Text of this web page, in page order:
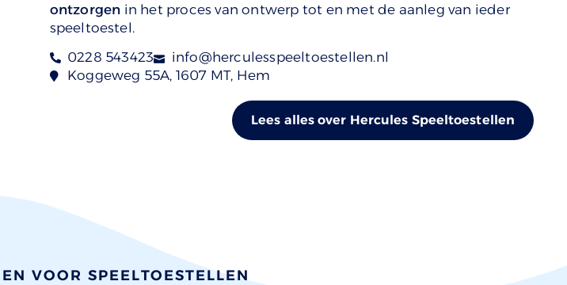
ontzorgen in het proces van ontwerp tot en met de aanleg van ieder
speeltoestel.
0228 543423
info@herculesspeeltoestellen.nl
Koggeweg 55A, 1607 MT, Hem
Lees alles over Hercules Speeltoestellen
VOOR SPEELTOESTELLEN